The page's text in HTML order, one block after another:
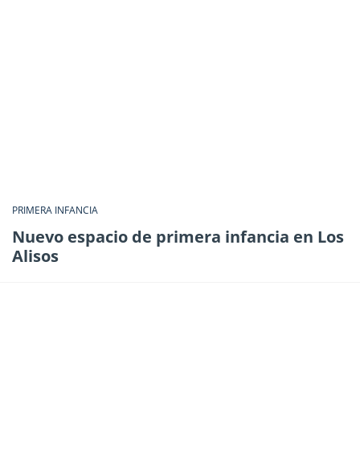
PRIMERA INFANCIA
Nuevo espacio de primera infancia en Los
Alisos